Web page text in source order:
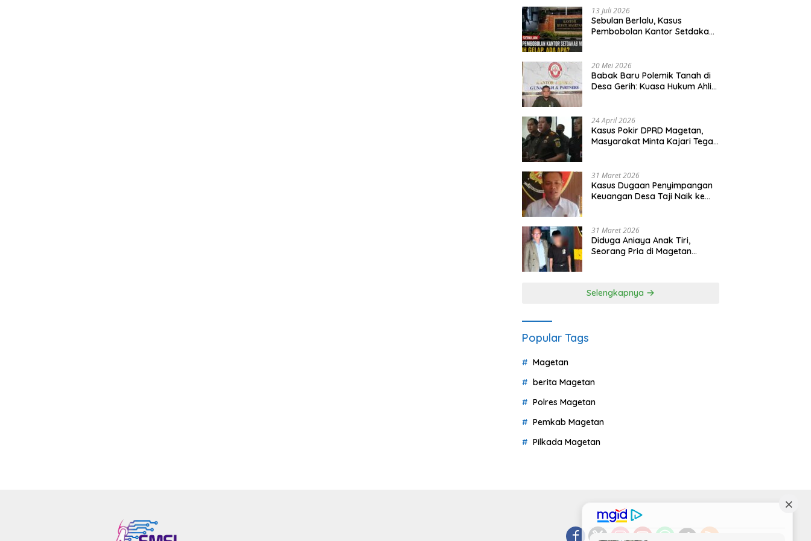
13 Juli 2026
Sebulan Berlalu, Kasus
Pembobolan Kantor Setdakab
20 Mei 2026
Babak Baru Polemik Tanah di
Desa Gerih: Kuasa Hukum Ahli
24 April 2026
Kasus Pokir DPRD Magetan,
Masyarakat Minta Kajari Tegak
31 Maret 2026
Kasus Dugaan Penyimpangan
Keuangan Desa Taji Naik ke
31 Maret 2026
Diduga Aniaya Anak Tiri,
Seorang Pria di Magetan
Selengkapnya
Popular Tags
Magetan
berita Magetan
Polres Magetan
Pemkab Magetan
Pilkada Magetan